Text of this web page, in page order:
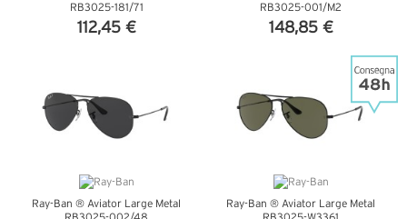
RB3025-181/71
112,45 €
RB3025-001/M2
148,85 €
Ray-Ban ® Aviator Large Metal
Ray-Ban ® Aviator Large Metal